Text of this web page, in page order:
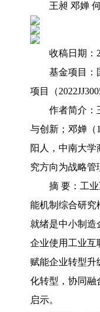
王昶 邓婵
收稿日期：
基金项目：
项目（
作者简介：
与创新；邓婵（
阳人，中南大
究方向为战略管
摘 要：工
能机制综合研究
就绪是中小制
企业使用工业互
赋能企业转型
化转型，协同融
启示。